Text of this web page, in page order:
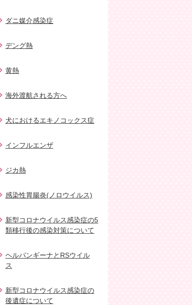
ダニ媒介感染症
デング熱
黄熱
海外渡航される方へ
犬におけるエキノコックス症
インフルエンザ
ジカ熱
感染性胃腸炎(ノロウイルス)
新型コロナウイルス感染症の5
類移行後の感染対策について
ヘルパンギーナとRSウイル
ス
新型コロナウイルス感染症の
後遺症について